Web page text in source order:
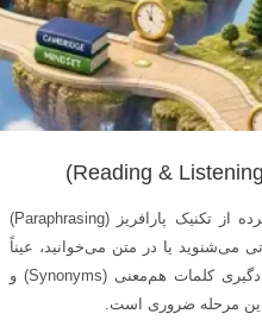
طراحان آزمون در سطح ۷ به‌طور گسترده از تکنیک پارافریز (Paraphrasing)
می‌شنوید یا در متن می‌خوانید، عیناً
در گزینه‌ها تکرار نمی‌شوند. تمرکز بر یادگیری کلمات هم‌معنی (Synonyms) و
این مرحله ضروری است.